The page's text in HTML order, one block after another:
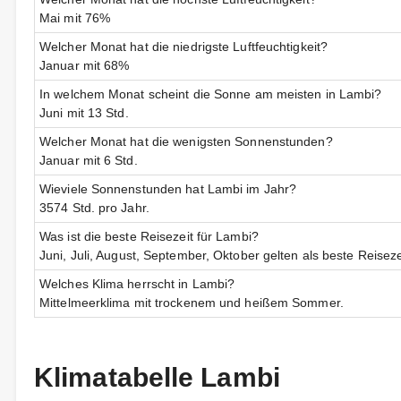
Mai mit 76%
Welcher Monat hat die niedrigste Luftfeuchtigkeit?
Januar mit 68%
In welchem Monat scheint die Sonne am meisten in Lambi?
Juni mit 13 Std.
Welcher Monat hat die wenigsten Sonnenstunden?
Januar mit 6 Std.
Wieviele Sonnenstunden hat Lambi im Jahr?
3574 Std. pro Jahr.
Was ist die beste Reisezeit für Lambi?
Juni, Juli, August, September, Oktober gelten als beste
Welches Klima herrscht in Lambi?
Mittelmeerklima mit trockenem und heißem Sommer.
Klimatabelle Lambi